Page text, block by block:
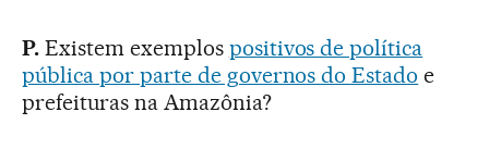
P.Existem exemplos positivos de política
pública por parte de governos do Estado e
prefeituras na Amazônia?